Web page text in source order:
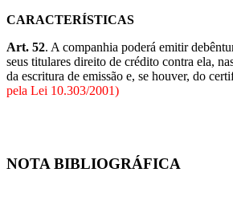
CARACTERÍSTICAS
Art. 52. A companhia poderá emitir
seus titulares direito de crédito contra ela,
da escritura de emissão e, se houver, do
pela Lei 10.303/2001)
NOTA BIBLIOGRÁFICA